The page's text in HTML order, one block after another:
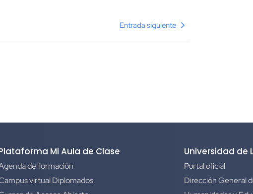
Entrada siguiente
Mi Aula de Clase
de formación
virtual Diplomados
Universidad de
Portal oficial
Dirección General